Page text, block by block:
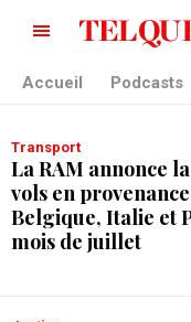
tag blade
Accueil Podcasts
Transport
La RAM annonce
vols en
Belgique, Italie et
mois de juillet